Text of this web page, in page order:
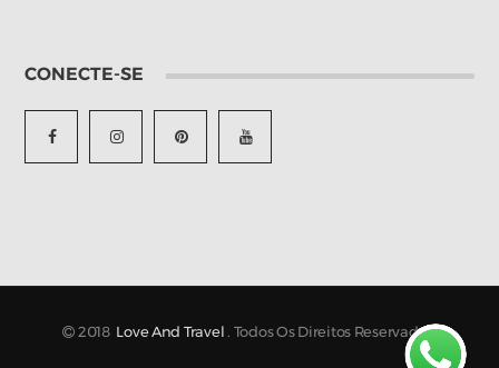
CONECTE-SE
2018 Love And Travel . Todos Os Direitos Reservados.